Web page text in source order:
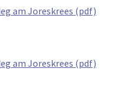
am Joreskrees (pdf)
am Joreskrees (pdf)